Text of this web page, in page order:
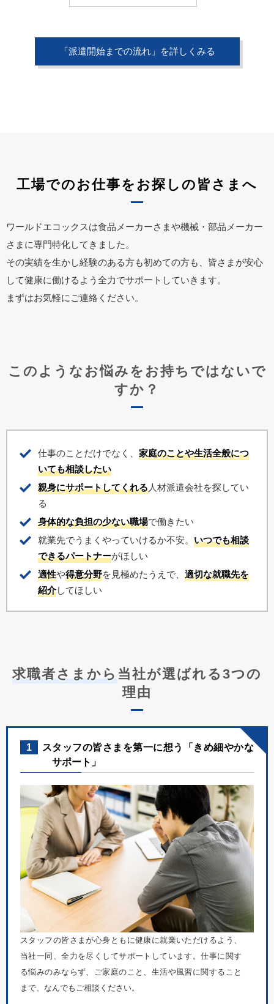
「派遣開始までの流れ」を詳しくみる
工場でのお仕事をお探しの皆さまへ
ワールドエコックスは食品メーカーさまや機械・部品メーカー
さまに専門特化してきました。
その実績を生かし経験のある方も初めての方も、皆さまが安心
して健康に働けるよう全力でサポートしていきます。
まずはお気軽にご連絡ください。
このようなお悩みをお持ちではないで
すか？
仕事のことだけでなく、 家庭のことや生活全般につ
いても相談したい
親身にサポートしてくれる人材派遣会社を探してい
る
身体的な負担の少ない職場で働きたい
就業先でうまくやっていけるか不安。 いつでも相談
できるパートナーがほしい
適性や得意分野を見極めたうえで、 適切な就職先を
紹介してほしい
求職者さまから 当社が選ばれる3つの
理由
1
スタッフの皆さまを第一に想う「きめ細やかな
サポート」
スタッフの皆さまが心身ともに健康に就業いただけるよう、
当社一同、全力を尽くしてサポートしています。仕事に関す
る悩みのみならず、ご家庭のこと、生活や風習に関すること
まで、なんでもご相談ください。